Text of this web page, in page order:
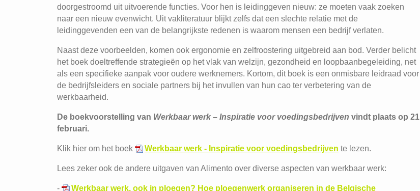
doorgestroomd uit uitvoerende functies. Voor hen is leidinggeven nieuw: ze moeten vaak zoeken
naar een nieuw evenwicht. Uit vakliteratuur blijkt zelfs dat een slechte relatie met de
leidinggevenden een van de belangrijkste redenen is waarom mensen een bedrijf verlaten.
Naast deze voorbeelden, komen ook ergonomie en zelfroostering uitgebreid aan bod. Verder belicht
het boek doeltreffende strategieën op het vlak van welzijn, gezondheid en loopbaanbegeleiding, net
als een specifieke aanpak voor oudere werknemers. Kortom, dit boek is een onmisbare leidraad voor
de bedrijfsleiders en sociale partners bij het invullen van hun cao ter verbetering van de
werkbaarheid.
De boekvoorstelling van Werkbaar werk – Inspiratie voor voedingsbedrijven vindt plaats op 21
februari.
Klik hier om het boek Werkbaar werk - Inspiratie voor voedingsbedrijven te lezen.
Lees zeker ook de andere uitgaven van Alimento over diverse aspecten van werkbaar werk:
-
Werkbaar werk, ook in ploegen? Hoe ploegenwerk organiseren in de Belgische